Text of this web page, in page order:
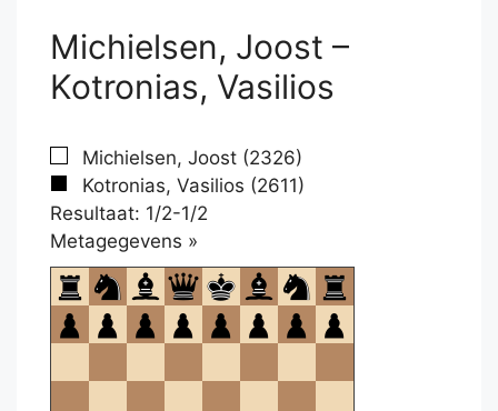
Michielsen, Joost –
Kotronias, Vasilios
Michielsen, Joost (2326)
Kotronias, Vasilios (2611)
Resultaat: 1/2-1/2
Metagegevens »
om
te
openen.